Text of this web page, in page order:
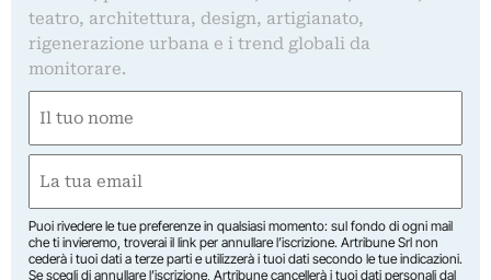
teatro, architettura, design, artigianato,
rigenerazione urbana e i trend globali da
monitorare.
(Required)
First
(Required)
Puoi rivedere le tue preferenze in qualsiasi momento: sul fondo di ogni mail
che ti invieremo, troverai il link per annullare l’iscrizione. Artribune Srl non
cederà i tuoi dati a terze parti e utilizzerà i tuoi dati secondo le tue indicazioni.
Se scegli di annullare l’iscrizione, Artribune cancellerà i tuoi dati personali dal